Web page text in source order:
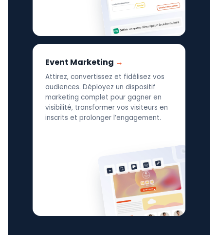
Event Marketing
Attirez, convertissez et fidélisez vos
audiences. Déployez un dispositif
marketing complet pour gagner en
visibilité, transformer vos visiteurs en
inscrits et prolonger l’engagement.